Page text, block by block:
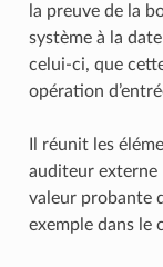
la preuve de la
système à la
celui-ci, que
opération
Il réunit les
auditeur externe
valeur probante
exemple dans le